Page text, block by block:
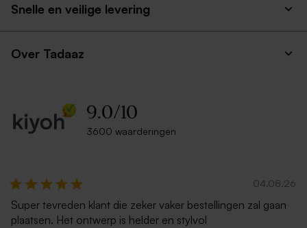
Snelle en veilige levering
Over Tadaaz
9.0/10
3600 waarderingen
04.08.26
Super tevreden klant die zeker vaker bestellingen zal gaan
plaatsen. Het ontwerp is helder en stylvol